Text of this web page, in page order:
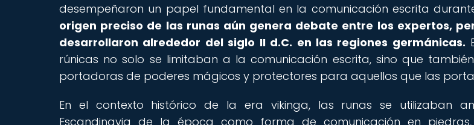
desempeñaron un papel fundamental en la comunicación escrita
origen preciso de las runas aún genera debate entre los expertos,
desarrollaron alrededor del siglo II d.C. en las regiones germánicas.
rúnicas no solo se limitaban a la comunicación escrita, sino que
portadoras de poderes mágicos y protectores para aquellos que las
En el contexto histórico de la era vikinga, las runas se utilizaban
Escandinavia de la época como forma de comunicación en